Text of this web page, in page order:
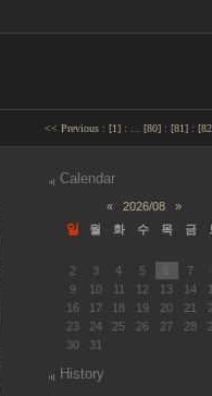
<< Previous : [1] : [80] : [81] : [82
Calendar
« 2026/08 »
일 월 화 수 목 금
2
3 4 5 7
9
10 11 12 13 14
16
17 18 19 20 21
23
24 25 26 27 28
30
31
History